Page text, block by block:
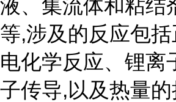
液、集流体和粘结
等,涉及的反应包
电化学反应、锂离
子传导,以及热量的